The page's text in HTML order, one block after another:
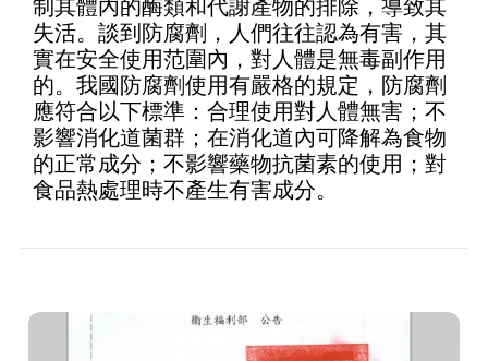
制其體內的酶類和代謝產物的排除，導致其
失活。談到防腐劑，人們往往認為有害，其
實在安全使用范圍內，對人體是無毒副作用
的。我國防腐劑使用有嚴格的規定，防腐劑
應符合以下標準：合理使用對人體無害；不
影響消化道菌群；在消化道內可降解為食物
的正常成分；不影響藥物抗菌素的使用；對
食品熱處理時不產生有害成分。